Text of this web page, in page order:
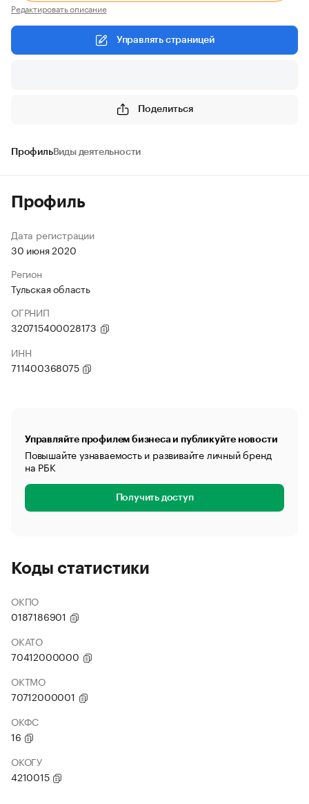
Редактировать описание
Управлять страницей
Поделиться
ПрофильВиды деятельности
Профиль
Дата регистрации
30 июня 2020
Регион
Тульская область
ОГРНИП
320715400028173
ИНН
711400368075
Управляйте профилем бизнеса и публикуйте новости
Повышайте узнаваемость и развивайте личный бренд
на РБК
Получить доступ
Коды статистики
ОКПО
0187186901
ОКАТО
70412000000
ОКТМО
70712000001
ОКФС
16
ОКОГУ
4210015